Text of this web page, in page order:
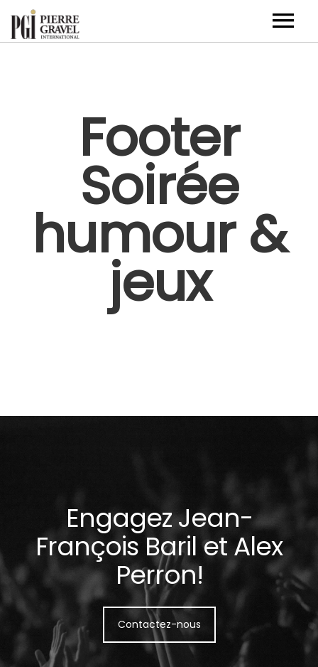
Nouvelles
À propos
Contact
EN
Footer
Soirée
humour &
jeux
Engagez Jean-
François Baril et Alex
Perron!
Contactez-nous